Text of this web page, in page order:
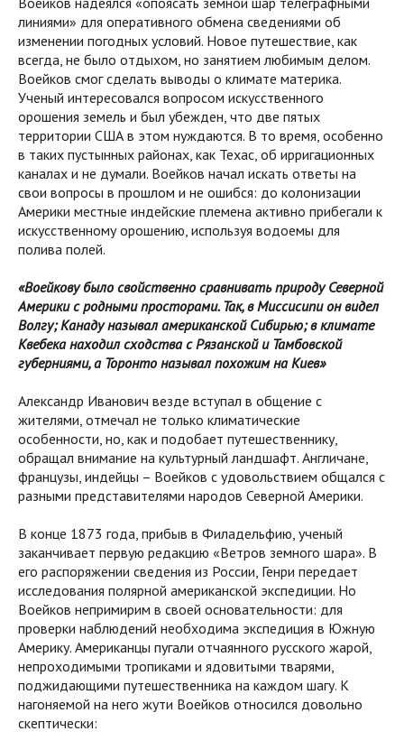
линиями» для оперативного обмена сведениями об
изменении погодных условий. Новое путешествие, как
всегда, не было отдыхом, но занятием любимым делом.
Воейков смог сделать выводы о климате материка.
Ученый интересовался вопросом искусственного
орошения земель и был убежден, что две пятых
территории США в этом нуждаются. В то время, особенно
в таких пустынных районах, как Техас, об ирригационных
каналах и не думали. Воейков начал искать ответы на
свои вопросы в прошлом и не ошибся: до колонизации
Америки местные индейские племена активно прибегали к
искусственному орошению, используя водоемы для
полива полей.
«Воейкову было свойственно сравнивать природу Северной
Америки с родными просторами. Так, в Миссисипи он видел
Волгу; Канаду называл американской Сибирью; в климате
Квебека находил сходства с Рязанской и Тамбовской
губерниями, а Торонто называл похожим на Киев»
Александр Иванович везде вступал в общение с
жителями, отмечал не только климатические
особенности, но, как и подобает путешественнику,
обращал внимание на культурный ландшафт. Англичане,
французы, индейцы – Воейков с удовольствием общался с
разными представителями народов Северной Америки.
В конце 1873 года, прибыв в Филадельфию, ученый
заканчивает первую редакцию «Ветров земного шара». В
его распоряжении сведения из России, Генри передает
исследования полярной американской экспедиции. Но
Воейков непримирим в своей основательности: для
проверки наблюдений необходима экспедиция в Южную
Америку. Американцы пугали отчаянного русского жарой,
непроходимыми тропиками и ядовитыми тварями,
поджидающими путешественника на каждом шагу. К
нагоняемой на него жути Воейков относился довольно
скептически: